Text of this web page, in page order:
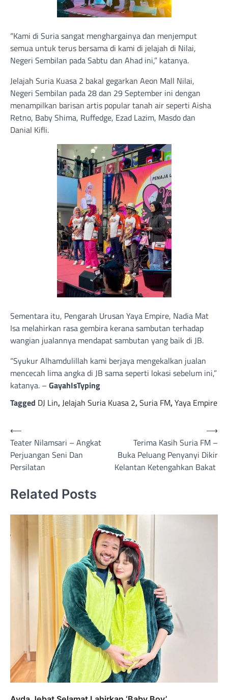
“Kami di Suria sangat menghargainya dan menjemput
semua untuk terus bersama di kami di jelajah di Nilai,
Negeri Sembilan pada Sabtu dan Ahad ini,” katanya.
Jelajah Suria Kuasa 2 bakal gegarkan Aeon Mall Nilai,
Negeri Sembilan pada 28 dan 29 September ini dengan
menampilkan barisan artis popular tanah air seperti Aisha
Retno, Baby Shima, Ruffedge, Ezad Lazim, Masdo dan
Danial Kifli.
Sementara itu, Pengarah Urusan Yaya Empire, Nadia Mat
Isa melahirkan rasa gembira kerana sambutan terhadap
wangian jualannya mendapat sambutan yang baik di JB.
“Syukur Alhamdulillah kami berjaya mengekalkan jualan
mencecah lima angka di JB sama seperti lokasi sebelum ini,”
katanya. – GayahIsTyping
Tagged DJ Lin,Jelajah Suria Kuasa 2,Suria FM,Yaya Empire
Post
navigation
⟵
Teater Nilamsari – Angkat
Perjuangan Seni Dan
Persilatan
Terima Kasih Suria FM –
Buka Peluang Penyanyi Dikir
Kelantan Ketengahkan Bakat
⟶
Related Posts